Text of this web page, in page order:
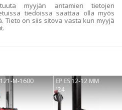
myyjän antamien tietojen
tiedoissa saattaa olla myös
Tieto on siis sitova vasta kun myyjä
M-1600
EP ES 12-12 MM
'24